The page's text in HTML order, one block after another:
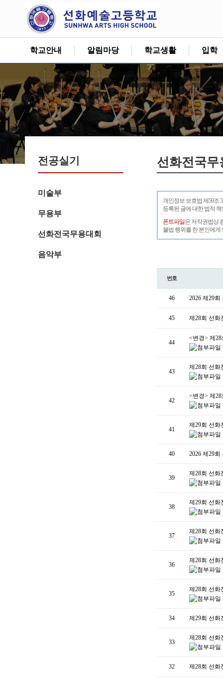
학교안내 알림마당 학교생활 입학
전공실기
미술부
무용부
선화전국무용대회
음악부
선화전국무
개인정보 보호법 제59조
등록된 글에 대한 법적
폰트파일은 저작권법상
불법 행위를 한 본인에게
번호
46 2026 제29
45 제28회 선
44
<변경> 제
43
제28회 선화
42
<변경> 제
41
제29회 선화
40 2026 제29
39
제28회 선화
38
제29회 선화
37
제28회 선화
36
제28회 선화
35
제28회 선화
34 제29회 선화
33
제28회 선화
32 제28회 선